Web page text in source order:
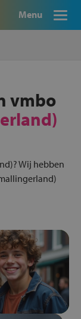
Menu
vmbo
Wij hebben